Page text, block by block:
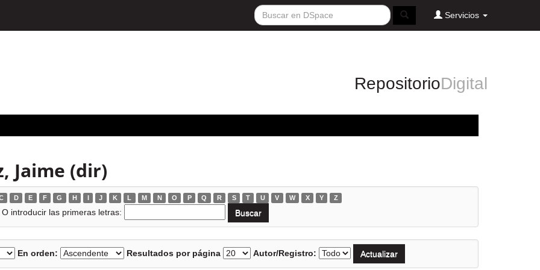
Servicios
RepositorioDigital
Jaime (dir)
D E F G H I J K L M N O P Q R S T U V W X Y Z
O introducir las primeras letras:
En orden: Resultados por página Autor/Registro: